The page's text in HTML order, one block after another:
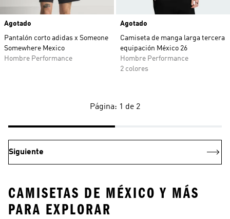
Agotado
Pantalón corto adidas x Someone
Somewhere Mexico
Hombre Performance
Agotado
Camiseta de manga larga tercera
equipación México 26
Hombre Performance
2 colores
Página: 1 de 2
Siguiente
CAMISETAS DE MÉXICO Y MÁS
PARA EXPLORAR